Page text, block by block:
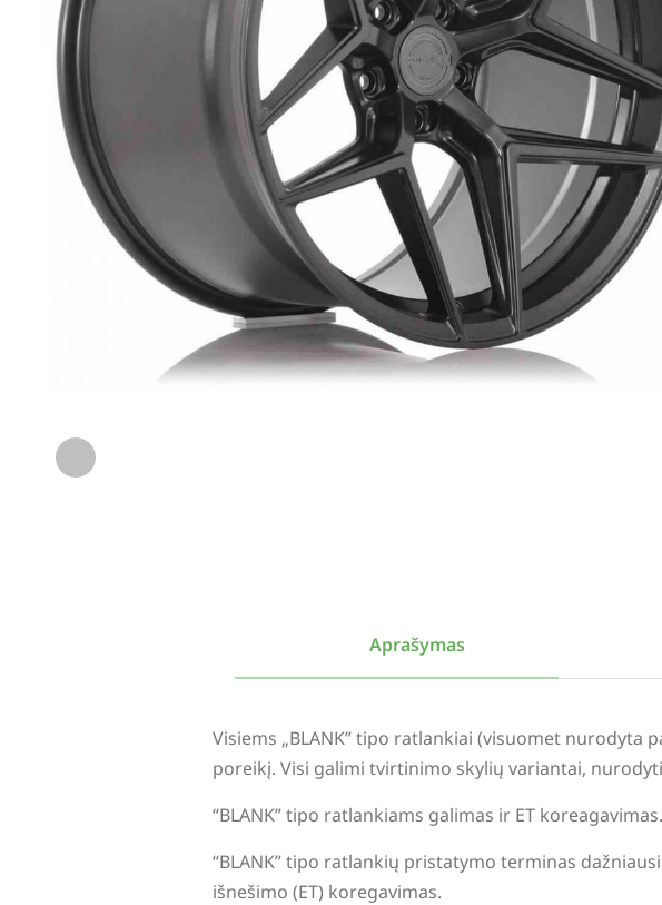
Aprašymas
Visiems „BLANK” tipo ratlankiai (visuomet nurodyta
poreikį. Visi galimi tvirtinimo skylių variantai,
“BLANK” tipo ratlankiams galimas ir ET koreagavimas.
“BLANK” tipo ratlankių pristatymo terminas
išnešimo (ET) koregavimas.